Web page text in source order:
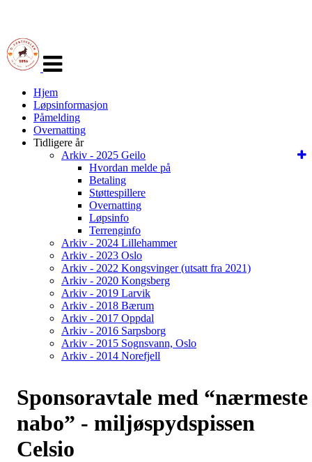
navigasjon
Hjem
Løpsinformasjon
Påmelding
Overnatting
Tidligere år
Arkiv - 2025 Geilo
Hvordan melde på
Betaling
Støttespillere
Overnatting
Løpsinfo
Terrenginfo
Arkiv - 2024 Lillehammer
Arkiv - 2023 Oslo
Arkiv - 2022 Kongsvinger (utsatt fra 2021)
Arkiv - 2020 Kongsberg
Arkiv - 2019 Larvik
Arkiv - 2018 Bærum
Arkiv - 2017 Oppdal
Arkiv - 2016 Sarpsborg
Arkiv - 2015 Sognsvann, Oslo
Arkiv - 2014 Norefjell
Sponsoravtale med “nærmeste
nabo” - miljøspydspissen
Celsio